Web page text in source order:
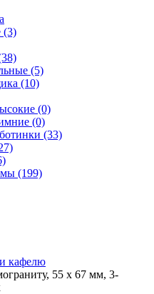
(3)
(5)
(10)
(0)
(0)
(33)
(199)
кафелю
55 х 67 мм, 3-